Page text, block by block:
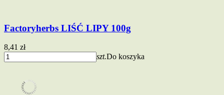
Factoryherbs LIŚĆ LIPY 100g
8,41 zł
szt.Do koszyka